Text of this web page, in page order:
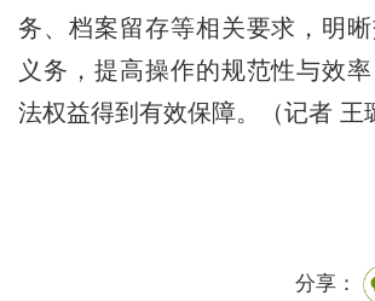
务、档案留存等相关要求，明
义务，提高操作的规范性与效
法权益得到有效保障。（记者 王
分享：